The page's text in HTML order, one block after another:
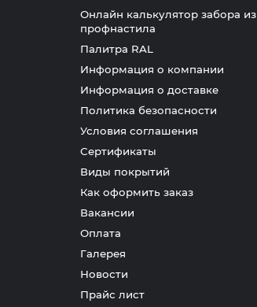
Онлайн калькулятор забора из
профнастила
Палитра RAL
Информация о компании
Информация о доставке
Политика безопасности
Условия соглашения
Сертификаты
Виды покрытий
Как оформить заказ
Вакансии
Оплата
Галерея
Новости
Прайс лист